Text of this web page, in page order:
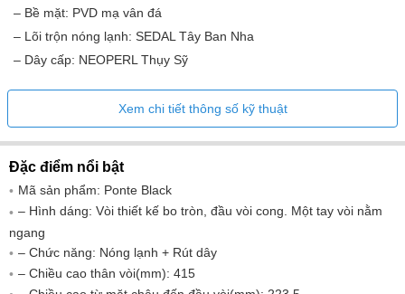
– Bề mặt: PVD mạ vân đá
– Lõi trộn nóng lạnh: SEDAL Tây Ban Nha
– Dây cấp: NEOPERL Thụy Sỹ
Xem chi tiết thông số kỹ thuật
Đặc điểm nổi bật
Mã sản phẩm: Ponte Black
– Hình dáng: Vòi thiết kế bo tròn, đầu vòi cong. Một tay vòi nằm
ngang
– Chức năng: Nóng lạnh + Rút dây
– Chiều cao thân vòi(mm): 415